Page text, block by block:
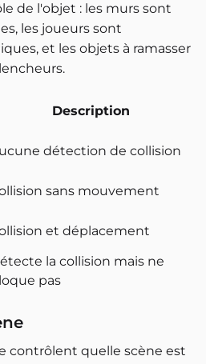
de l'objet : les murs sont
les joueurs sont
et les objets à ramasser
Description
détection de collision
sans mouvement
et déplacement
la collision mais ne
pas
contrôlent quelle scène est